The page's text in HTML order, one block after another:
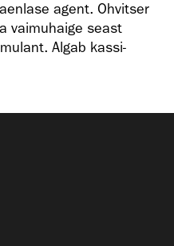
agent. Ohvitser
vaimuhaige seast
Algab kassi-